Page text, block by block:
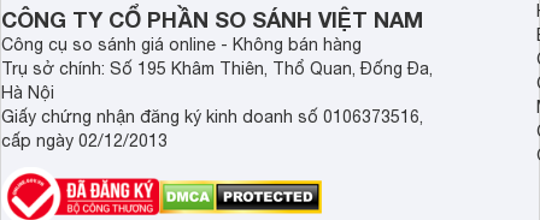
CÔNG TY CỔ PHẦN SO SÁNH VIỆT NAM
Công cụ so sánh giá online - Không bán hàng
Trụ sở chính: Số 195 Khâm Thiên, Thổ Quan, Đống Đa,
Hà Nội
Giấy chứng nhận đăng ký kinh doanh số 0106373516,
cấp ngày 02/12/2013